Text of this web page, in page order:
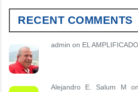
RECENT COMMENTS
admin on EL
Alejandro E. Salum M